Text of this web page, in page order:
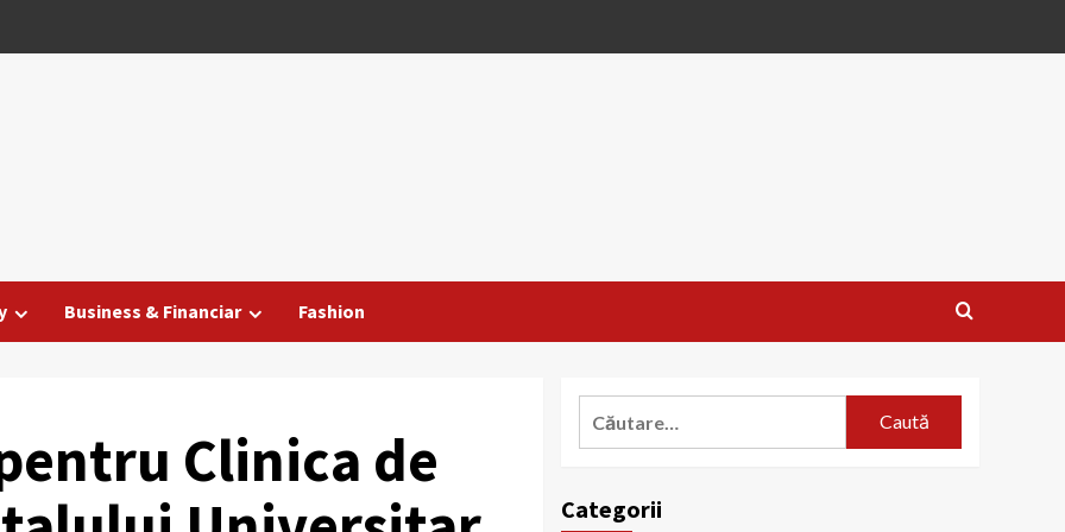
Business & Financiar Fashion
Clinica de
Categorii